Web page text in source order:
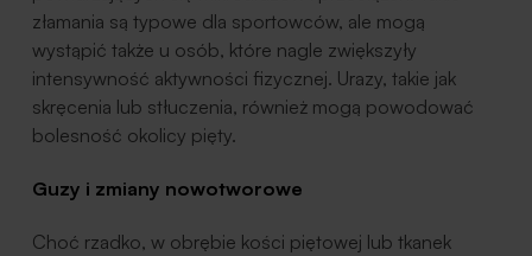
złamania są typowe dla sportowców, ale mogą
wystąpić także u osób, które nagle zwiększyły
intensywność aktywności fizycznej. Urazy, takie jak
skręcenia lub stłuczenia, również mogą powodować
bolesność okolicy pięty.
Guzy i zmiany nowotworowe
Choć rzadko, w obrębie kości piętowej lub tkanek